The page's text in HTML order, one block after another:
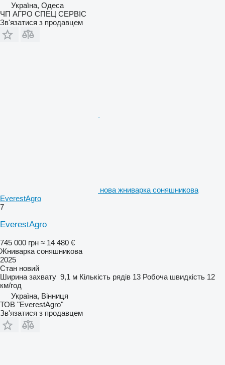
Україна, Одеса
ЧП АГРО СПЕЦ СЕРВІС
Зв'язатися з продавцем
нова жниварка соняшникова
EverestAgro
7
EverestAgro
745 000 грн ≈ 14 480 €
Жниварка соняшникова
2025
Стан новий
Ширина захвату 9,1 м Кількість рядів 13 Робоча швидкість 12
км/год
Україна, Вінниця
ТОВ "EverestAgro"
Зв'язатися з продавцем